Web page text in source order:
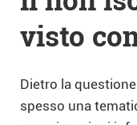
visto
Dietro la
spesso una